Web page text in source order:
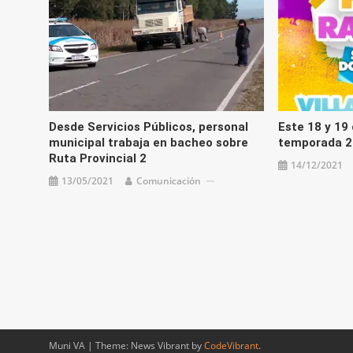
Desde Servicios Públicos, personal
municipal trabaja en bacheo sobre
Ruta Provincial 2
13/05/2021 Comunicación
Este 18 y
temporada
14/12/2021
Muni VA | Theme: News Vibrant byCodeVibrant.